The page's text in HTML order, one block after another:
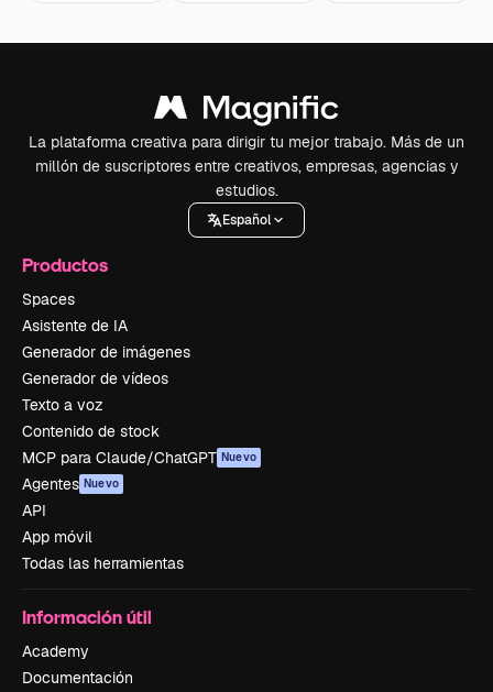
La plataforma creativa para dirigir tu mejor trabajo. Más de un
millón de suscriptores entre creativos, empresas, agencias y
estudios.
Español
Productos
Spaces
Asistente de IA
Generador de imágenes
Generador de vídeos
Texto a voz
Contenido de stock
MCP para Claude/ChatGPT Nuevo
Agentes Nuevo
API
App móvil
Todas las herramientas
Información útil
Academy
Documentación